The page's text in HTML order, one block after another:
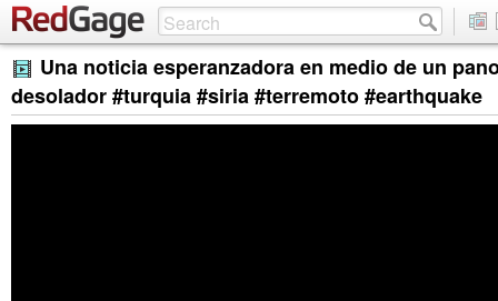
Una noticia esperanzadora en medio de un
desolador #turquia #siria #terremoto #earthquake